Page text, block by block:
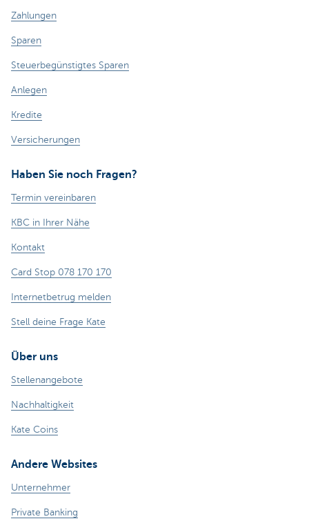
Zahlungen
Sparen
Steuerbegünstigtes Sparen
Anlegen
Kredite
Versicherungen
Haben Sie noch Fragen?
Termin vereinbaren
KBC in Ihrer Nähe
Kontakt
Card Stop 078 170 170
Internetbetrug melden
Stell deine Frage Kate
Über uns
Stellenangebote
Nachhaltigkeit
Kate Coins
Andere Websites
Unternehmer
Private Banking